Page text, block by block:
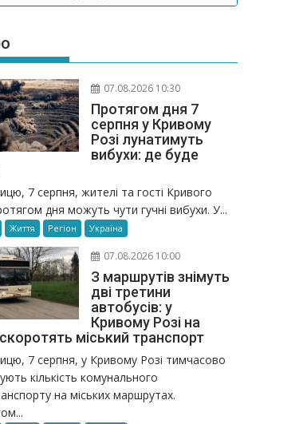
07.08.2026 10:30
Протягом дня 7
серпня у Кривому
Розі лунатимуть
вибухи: де буде
7 серпня, жителі та гості Кривого
дня можуть чути гучні вибухи. У...
Життя Регіон Україна
07.08.2026 10:00
З маршрутів знімуть
дві третини
автобусів: у
Кривому Розі на
міський транспорт
7 серпня, у Кривому Розі тимчасово
кількість комунального
на міських маршрутах.